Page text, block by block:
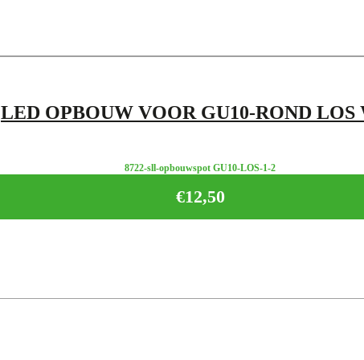
LED OPBOUW VOOR GU10-ROND LOS
8722-sll-opbouwspot GU10-LOS-1-2
€12,50